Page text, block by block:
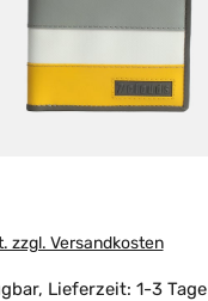
zzgl. Versandkosten
Lieferzeit: 1-3 Tage